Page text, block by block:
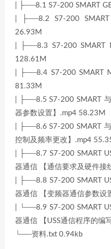
| ├──8.1 S7-200 SMART
| ├──8.2 S7-200
26.93M
| ├──8.3 S7-200
128.61M
| ├──8.4 S7-200 SMART
81.33M
| ├──8.5 S7-200 SMART
器参数设置】.mp4 58.23M
| ├──8.6 S7-200 SMART
控制及频率更改】.mp4
| ├──8.7 S7-200 SMART
器通信 【通信要求及硬件接
| ├──8.8 S7-200 SMART
器通信 【变频器通信参数设
| └──8.9 S7-200 SMART
器通信 【USS通信程序的编
└──资料.txt 0.94kb